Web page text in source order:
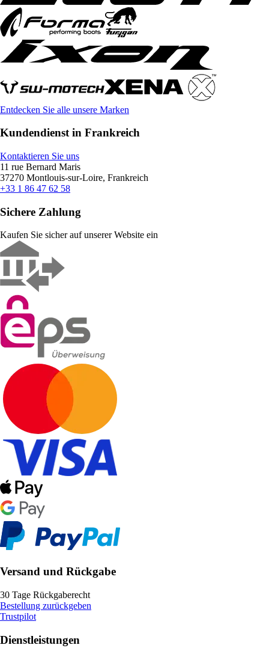
Entdecken Sie alle unsere Marken
Kundendienst in Frankreich
Kontaktieren Sie uns
11 rue Bernard Maris
37270 Montlouis-sur-Loire, Frankreich
+33 1 86 47 62 58
Sichere Zahlung
Kaufen Sie sicher auf unserer Website ein
Versand und Rückgabe
30 Tage Rückgaberecht
Bestellung zurückgeben
Trustpilot
Dienstleistungen